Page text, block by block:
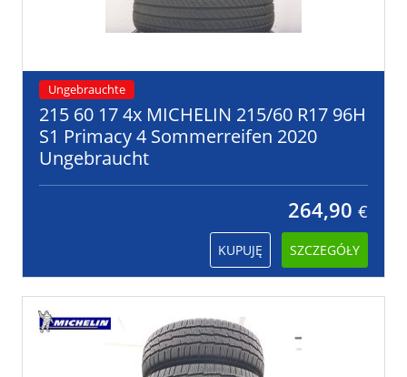
Ungebrauchte
215 60 17 4x MICHELIN 215/60 R17 96H
S1 Primacy 4 Sommerreifen 2020
Ungebraucht
264,90 €
KUPUJĘ SZCZEGÓŁY